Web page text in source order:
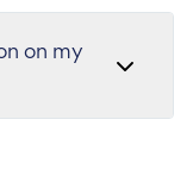
on my